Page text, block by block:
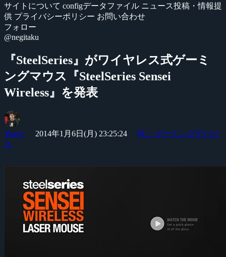
サイトについて configデータファイル ニュース投稿・情報提
供 プライバシーポリシー お問い合わせ
フォロー
@negitaku
『SteelSeries』がワイヤレス式ゲーミ
ングマウス『SteelSeries Sensei
Wireless』を発表
Yossy 2014年1月6日(月) 23:25:24
PC・ゲーミングデバイ
ス